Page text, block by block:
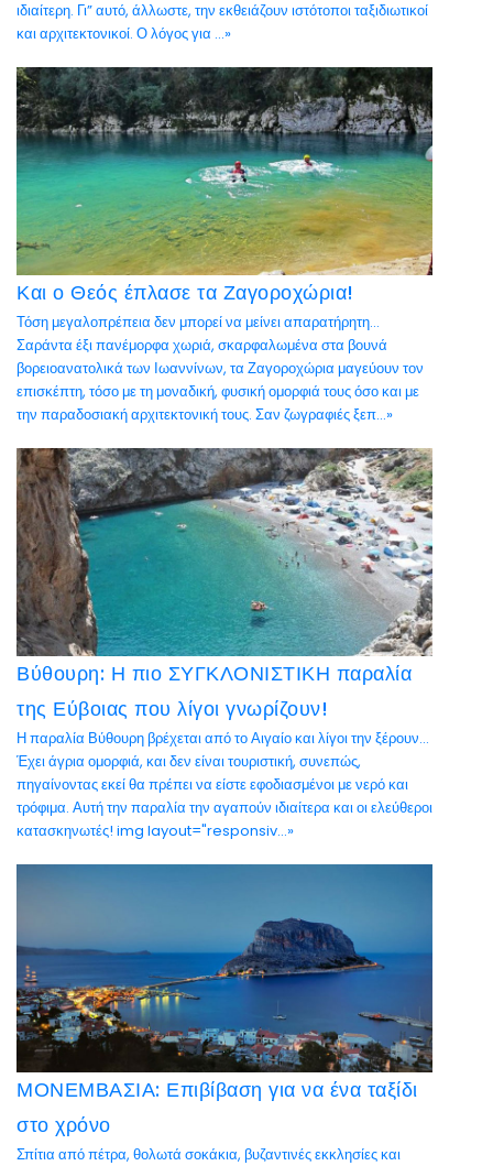
ιδιαίτερη. Γι” αυτό, άλλωστε, την εκθειάζουν ιστότοποι ταξιδιωτικοί
και αρχιτεκτονικοί. Ο λόγος για ...»
Και ο Θεός έπλασε τα Ζαγοροχώρια!
Τόση μεγαλοπρέπεια δεν μπορεί να μείνει απαρατήρητη…
Σαράντα έξι πανέμορφα χωριά, σκαρφαλωμένα στα βουνά
βορειοανατολικά των Ιωαννίνων, τα Ζαγοροχώρια μαγεύουν τον
επισκέπτη, τόσο με τη μοναδική, φυσική ομορφιά τους όσο και με
την παραδοσιακή αρχιτεκτονική τους. Σαν ζωγραφιές ξεπ...»
Βύθουρη: Η πιο ΣΥΓΚΛΟΝΙΣΤΙΚΗ παραλία
της Εύβοιας που λίγοι γνωρίζουν!
Η παραλία Βύθουρη βρέχεται από το Αιγαίο και λίγοι την ξέρουν…
Έχει άγρια ομορφιά, και δεν είναι τουριστική, συνεπώς,
πηγαίνοντας εκεί θα πρέπει να είστε εφοδιασμένοι με νερό και
τρόφιμα. Αυτή την παραλία την αγαπούν ιδιαίτερα και οι ελεύθεροι
κατασκηνωτές! img layout="responsiv...»
ΜΟΝΕΜΒΑΣΙΑ: Επιβίβαση για να ένα ταξίδι
στο χρόνο
Σπίτια από πέτρα, θολωτά σοκάκια, βυζαντινές εκκλησίες και